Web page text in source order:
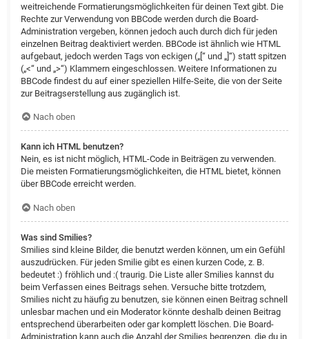
weitreichende Formatierungsmöglichkeiten für deinen Text gibt. Die
Rechte zur Verwendung von BBCode werden durch die Board-
Administration vergeben, können jedoch auch durch dich für jeden
einzelnen Beitrag deaktiviert werden. BBCode ist ähnlich wie HTML
aufgebaut, jedoch werden Tags von eckigen („[“ und „]“) statt spitzen
(„<“ und „>“) Klammern eingeschlossen. Weitere Informationen zu
BBCode findest du auf einer speziellen Hilfe-Seite, die von der Seite
zur Beitragserstellung aus zugänglich ist.
Nach oben
Kann ich HTML benutzen?
Nein, es ist nicht möglich, HTML-Code in Beiträgen zu verwenden.
Die meisten Formatierungsmöglichkeiten, die HTML bietet, können
über BBCode erreicht werden.
Nach oben
Was sind Smilies?
Smilies sind kleine Bilder, die benutzt werden können, um ein Gefühl
auszudrücken. Für jeden Smilie gibt es einen kurzen Code, z. B.
bedeutet :) fröhlich und :( traurig. Die Liste aller Smilies kannst du
beim Verfassen eines Beitrags sehen. Versuche bitte trotzdem,
Smilies nicht zu häufig zu benutzen, sie können einen Beitrag schnell
unlesbar machen und ein Moderator könnte deshalb deinen Beitrag
entsprechend überarbeiten oder gar komplett löschen. Die Board-
Administration kann auch die Anzahl der Smilies begrenzen, die du in